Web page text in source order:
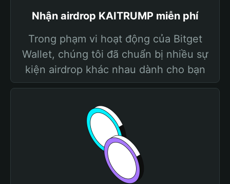
Nhận airdrop KAITRUMP miễn phí
Trong phạm vi hoạt động của Bitget
Wallet, chúng tôi đã chuẩn bị nhiều sự
kiện airdrop khác nhau dành cho bạn